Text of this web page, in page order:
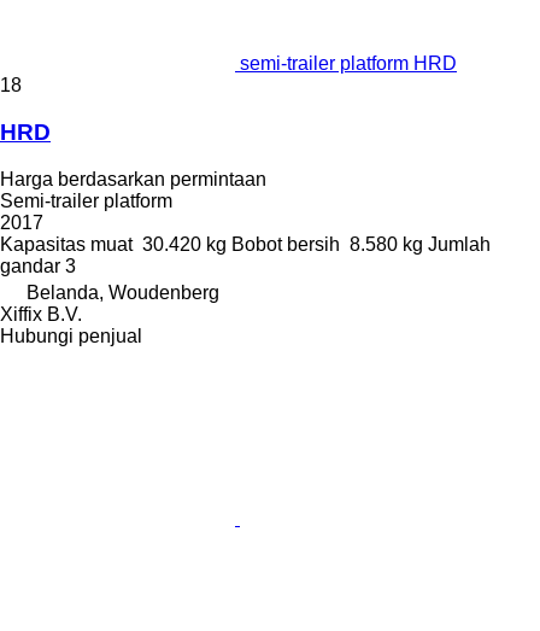
semi-trailer platform HRD
18
HRD
Harga berdasarkan permintaan
Semi-trailer platform
2017
Kapasitas muat 30.420 kg Bobot bersih 8.580 kg Jumlah
gandar 3
Belanda, Woudenberg
Xiffix B.V.
Hubungi penjual